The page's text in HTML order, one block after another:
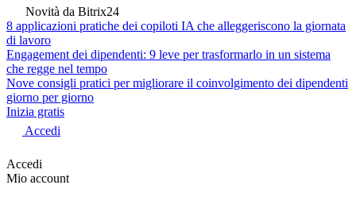
Novità da Bitrix24
8 applicazioni pratiche dei copiloti IA che alleggeriscono la giornata
di lavoro
Engagement dei dipendenti: 9 leve per trasformarlo in un sistema
che regge nel tempo
Nove consigli pratici per migliorare il coinvolgimento dei dipendenti
giorno per giorno
Inizia gratis
Accedi
Accedi
Mio account